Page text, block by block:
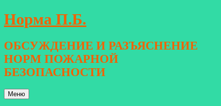
Перейти
к
Норма П.Б.
ОБСУЖДЕНИЕ И РАЗЪЯСНЕНИЕ
НОРМ ПОЖАРНОЙ
БЕЗОПАСНОСТИ
Меню